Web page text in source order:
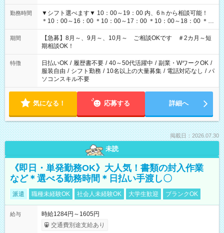
勤務時間
▼シフト選べます▼ 10：00～19：00 内、6ｈから相談可能！
＊10：00～16：00 ＊10：00～17：00 ＊10：00～18：00 ＊
11：00～19：00 ＊12：00～19：00 ＊13：00～19：00
期間
【急募】8月～、9月～、10月～ ご相談OKです ＃2カ月～短
期相談OK！
特徴 日払いOK / 履歴書不要 / 40～50代活躍中 / 副業・WワークOK /
服装自由 / シフト勤務 / 10名以上の大量募集 / 電話対応なし / パ
ソコンスキル不要
気になる！ 応募する 詳細へ
掲載日：2026.07.30
未読
《即日・単発勤務OK》大人気！書類の封入作業
など＊選べる勤務時間＊日払い手渡し〇
派遣 職種未経験OK 社会人未経験OK 大学生歓迎 ブランクOK
給与
時給1284円～1605円
交通費別途支給あり